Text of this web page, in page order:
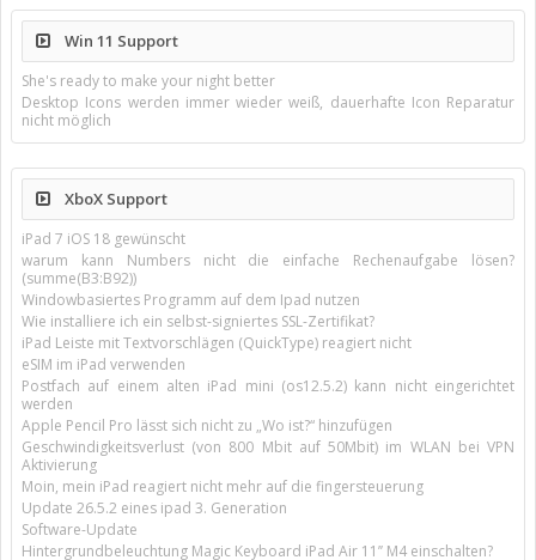
Win 11 Support
She's ready to make your night better
Desktop Icons werden immer wieder weiß, dauerhafte Icon Reparatur
nicht möglich
XboX Support
iPad 7 iOS 18 gewünscht
warum kann Numbers nicht die einfache Rechenaufgabe lösen?
(summe(B3:B92))
Windowbasiertes Programm auf dem Ipad nutzen
Wie installiere ich ein selbst-signiertes SSL-Zertifikat?
iPad Leiste mit Textvorschlägen (QuickType) reagiert nicht
eSIM im iPad verwenden
Postfach auf einem alten iPad mini (os12.5.2) kann nicht eingerichtet
werden
Apple Pencil Pro lässt sich nicht zu „Wo ist?“ hinzufügen
Geschwindigkeitsverlust (von 800 Mbit auf 50Mbit) im WLAN bei VPN
Aktivierung
Moin, mein iPad reagiert nicht mehr auf die fingersteuerung
Update 26.5.2 eines ipad 3. Generation
Software-Update
Hintergrundbeleuchtung Magic Keyboard iPad Air 11’’ M4 einschalten?